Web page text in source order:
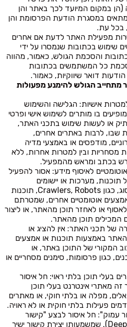
במקום המיועד לכך באתר והן
במסגרת הודעת הפרסומת והן
בכל עת.
מפעילת האתר לדעת אם אחרים
שימוש בכתובות שנמסרו על ידי
והסכמת הגולש, כאמור, מהווה
כל המשתמשים בכתובות
דואר שיווקיות, כאמור.
הגולש להימנע מפעולות
אישיות: הגלישה והשימוש
בו מותרים לשימוש אישי ופרטי
או לעשות שימוש בתכני האתר,
שבו, לרבות באתרים אחרים,
מודפסים או באמצעי מדיה
מסחריות ובין למטרות אחרות, ללא
בכתב ומראש מהמפעיל.
לאיסוף מידע: אסור להפעיל
מערכות או יישומים
ממוחשבים מכל סוג, כגון Crawlers, Robots, תוכנות
אמצעים אוטומטיים אחרים, שמטרתם
או לאחזר תוכן מהאתר, או ליצור
המכילים תוכן מהאתר.
של תכני האתר: אין להציג או
באמצעות תוכנות או אמצעים
המקורי של התוכן באתר, או
כגון פרסומות, סימנים מסחריים או
בעלי תוכן בלתי ראוי: חל איסור
זה מאתרי אינטרנט בעלי תוכן
אלים, מפלה או בלתי חוקי, או מאתרים
פעילות בלתי חוקית או לא ראויה.
עמוק": חל איסור לבצע "קישור
עמוק" (Deep Linking), שמשמעותו יצירת קישור ישיר